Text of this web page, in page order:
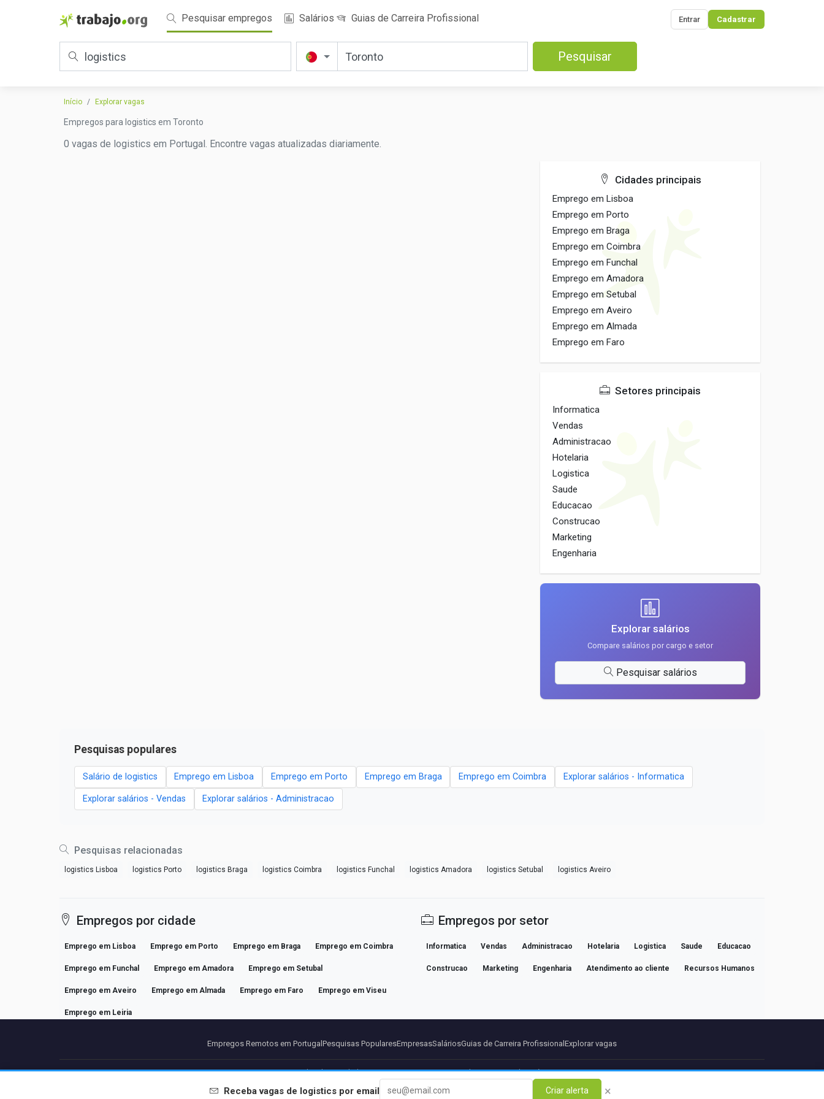
Pesquisar empregos Salários Guias de Carreira Profissional Entrar Cadastrar
Pesquisar
Início Explorar vagas
Empregos para logistics em Toronto
0 vagas de logistics em Portugal. Encontre vagas atualizadas diariamente.
Cidades principais
Emprego em Lisboa
Emprego em Porto
Emprego em Braga
Emprego em Coimbra
Emprego em Funchal
Emprego em Amadora
Emprego em Setubal
Emprego em Aveiro
Emprego em Almada
Emprego em Faro
Setores principais
Informatica
Vendas
Administracao
Hotelaria
Logistica
Saude
Educacao
Construcao
Marketing
Engenharia
Explorar salários
Compare salários por cargo e setor
Pesquisar salários
Pesquisas populares
Salário de logistics Emprego em Lisboa Emprego em Porto Emprego em Braga Emprego em Coimbra Explorar salários - Informatica
Explorar salários - Vendas Explorar salários - Administracao
Pesquisas relacionadas
logistics Lisboa logistics Porto logistics Braga logistics Coimbra logistics Funchal logistics Amadora logistics Setubal logistics Aveiro
Empregos por cidade
Emprego em Lisboa Emprego em Porto Emprego em Braga Emprego em Coimbra
Emprego em Funchal Emprego em Amadora Emprego em Setubal
Emprego em Aveiro Emprego em Almada Emprego em Faro Emprego em Viseu
Emprego em Leiria
Empregos por setor
Informatica Vendas Administracao Hotelaria Logistica Saude Educacao
Construcao Marketing Engenharia Atendimento ao cliente Recursos Humanos
Receba vagas de logistics por email Criar alerta ×
Empregos Remotos em Portugal Pesquisas PopularesEmpresasSaláriosGuias de Carreira Profissional Explorar vagas
ParceirosAviso legalPrivacidadeTermosTermos PremiumCancelar PremiumSobre NósContato
© 2026 BEBEE PLATFORM SL - ID ESB84471838